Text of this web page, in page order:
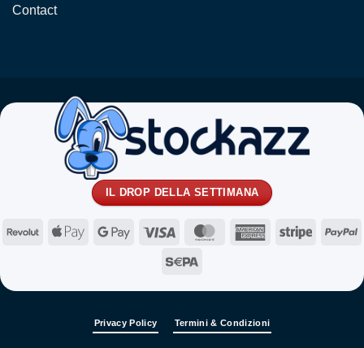
Contact
IL DROP DELLA SETTIMANA
RevolutApple
Google
Visa MasterCardAmericanStripe
Privacy Policy Termini & Condizioni